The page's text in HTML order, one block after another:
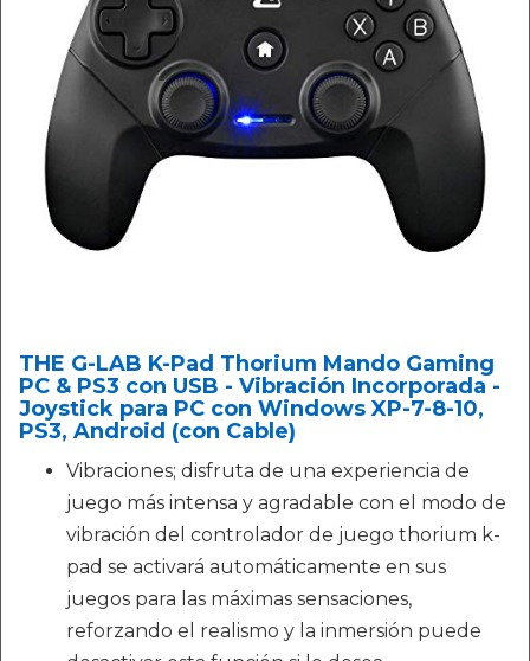
THE G-LAB K-Pad Thorium Mando Gaming
PC & PS3 con USB - Vibración Incorporada -
Joystick para PC con Windows XP-7-8-10,
PS3, Android (con Cable)
Vibraciones; disfruta de una experiencia de
juego más intensa y agradable con el modo de
vibración del controlador de juego thorium k-
pad se activará automáticamente en sus
juegos para las máximas sensaciones,
reforzando el realismo y la inmersión puede